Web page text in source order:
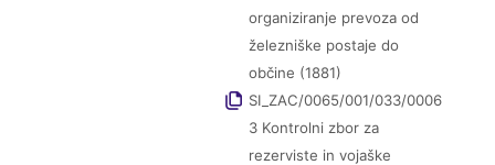
organiziranje prevoza od
železniške postaje do
občine (1881)
SI_ZAC/0065/001/033/0006
3 Kontrolni zbor za
rezerviste in vojaške